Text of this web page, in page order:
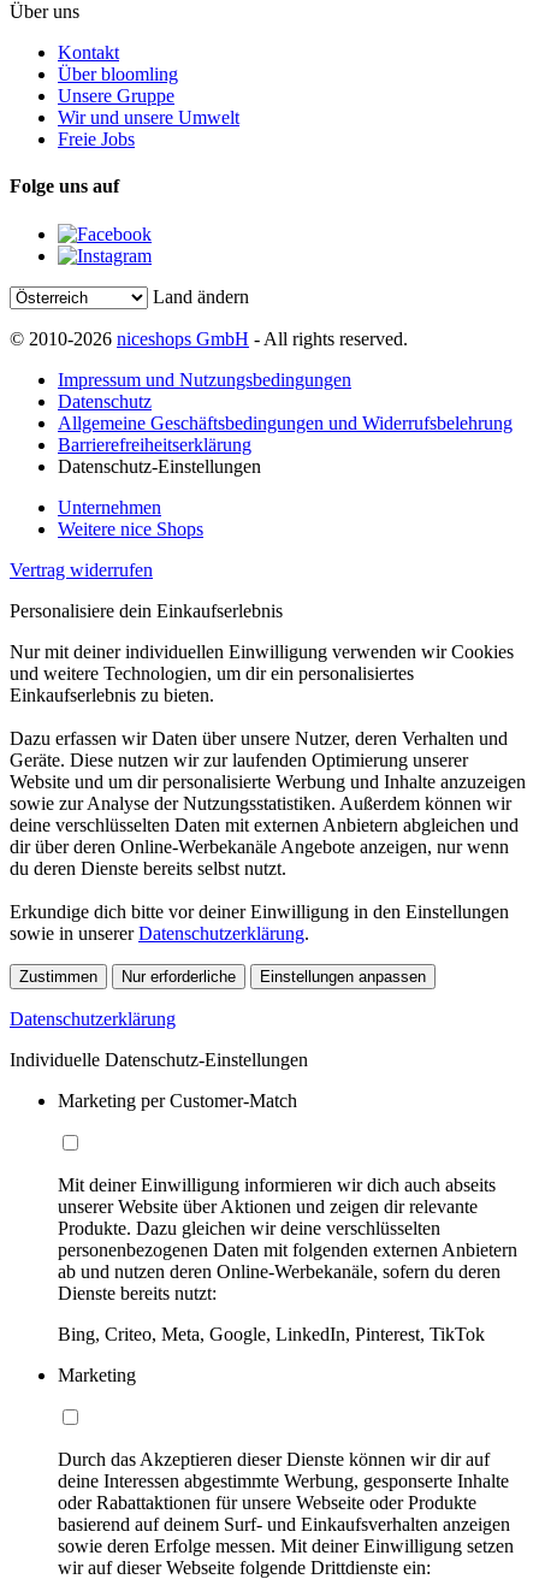
Über uns
Kontakt
Über bloomling
Unsere Gruppe
Wir und unsere Umwelt
Freie Jobs
Folge uns auf
Land ändern
© 2010-2026 niceshops GmbH - All rights reserved.
Impressum und Nutzungsbedingungen
Datenschutz
Allgemeine Geschäftsbedingungen und Widerrufsbelehrung
Barrierefreiheitserklärung
Datenschutz-Einstellungen
Unternehmen
Weitere nice Shops
Vertrag widerrufen
Personalisiere dein Einkaufserlebnis
Nur mit deiner individuellen Einwilligung verwenden wir Cookies
und weitere Technologien, um dir ein personalisiertes
Einkaufserlebnis zu bieten.
Dazu erfassen wir Daten über unsere Nutzer, deren Verhalten und
Geräte. Diese nutzen wir zur laufenden Optimierung unserer
Website und um dir personalisierte Werbung und Inhalte anzuzeigen
sowie zur Analyse der Nutzungsstatistiken. Außerdem können wir
deine verschlüsselten Daten mit externen Anbietern abgleichen und
dir über deren Online-Werbekanäle Angebote anzeigen, nur wenn
du deren Dienste bereits selbst nutzt.
Erkundige dich bitte vor deiner Einwilligung in den Einstellungen
sowie in unsererDatenschutzerklärung.
Zustimmen Nur erforderliche Einstellungen anpassen
Datenschutzerklärung
Individuelle Datenschutz-Einstellungen
Marketing per Customer-Match
Mit deiner Einwilligung informieren wir dich auch abseits
unserer Website über Aktionen und zeigen dir relevante
Produkte. Dazu gleichen wir deine verschlüsselten
personenbezogenen Daten mit folgenden externen Anbietern
ab und nutzen deren Online-Werbekanäle, sofern du deren
Dienste bereits nutzt:
Bing, Criteo, Meta, Google, LinkedIn, Pinterest, TikTok
Marketing
Durch das Akzeptieren dieser Dienste können wir dir auf
deine Interessen abgestimmte Werbung, gesponserte Inhalte
oder Rabattaktionen für unsere Webseite oder Produkte
basierend auf deinem Surf- und Einkaufsverhalten anzeigen
sowie deren Erfolge messen. Mit deiner Einwilligung setzen
wir auf dieser Webseite folgende Drittdienste ein: